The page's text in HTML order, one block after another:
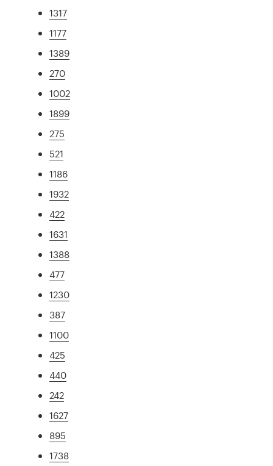
1317
1177
1389
270
1002
1899
275
521
1186
1932
422
1631
1388
477
1230
387
1100
425
440
242
1627
895
1738